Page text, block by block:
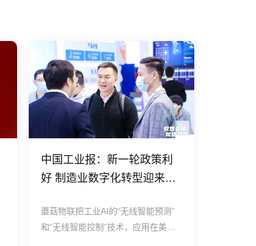
中国工业报：新一轮政策利
好 制造业数字化转型迎来更
蘑菇物联把工业AI的“无线智能预测”
和“无线智能控制”技术，应用在美的